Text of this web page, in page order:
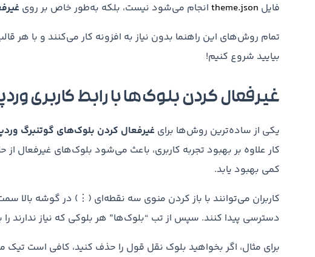
فایل theme.json انجام می‌شود نیست، بلکه به‌طور خاص بر روی
بیایید شروع کنیم!
غیرفعال کردن بلوک‌ها با رابط کاربری
یکی از ساده‌ترین روش‌ها برای غیرفعال کردن بلوک‌های گوتنبرگ
کار علاوه بر بهبود تجربه کاربری، باعث می‌شود بلوک‌های غیرفعال
کمی بهبود یابد.
کاربران می‌توانند با باز کردن منوی سه نقطه‌ای (⋮) در گوشه بالا
دسترسی پیدا کنند. سپس از تب “بلوک‌ها” هر بلوکی که نیاز ندارند
برای مثال، اگر بخواهید بلوک نقل قول را حذف کنید، کافی است تیک